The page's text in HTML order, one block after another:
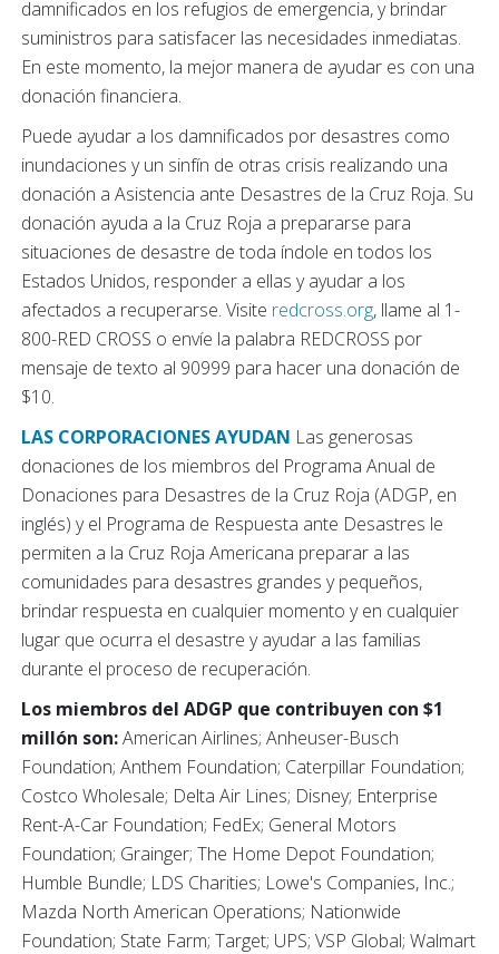
damnificados en los refugios de emergencia, y brindar
suministros para satisfacer las necesidades inmediatas.
En este momento, la mejor manera de ayudar es con una
donación financiera.
Puede ayudar a los damnificados por desastres como
inundaciones y un sinfín de otras crisis realizando una
donación a Asistencia ante Desastres de la Cruz Roja. Su
donación ayuda a la Cruz Roja a prepararse para
situaciones de desastre de toda índole en todos los
Estados Unidos, responder a ellas y ayudar a los
afectados a recuperarse. Visite redcross.org, llame al 1-
800-RED CROSS o envíe la palabra REDCROSS por
mensaje de texto al 90999 para hacer una donación de
$10.
LAS CORPORACIONES AYUDAN Las generosas
donaciones de los miembros del Programa Anual de
Donaciones para Desastres de la Cruz Roja (ADGP, en
inglés) y el Programa de Respuesta ante Desastres le
permiten a la Cruz Roja Americana preparar a las
comunidades para desastres grandes y pequeños,
brindar respuesta en cualquier momento y en cualquier
lugar que ocurra el desastre y ayudar a las familias
durante el proceso de recuperación.
Los miembros del ADGP que contribuyen con $1
millón son:American Airlines; Anheuser-Busch
Foundation; Anthem Foundation; Caterpillar Foundation;
Costco Wholesale; Delta Air Lines; Disney; Enterprise
Rent-A-Car Foundation; FedEx; General Motors
Foundation; Grainger; The Home Depot Foundation;
Humble Bundle; LDS Charities; Lowe's Companies, Inc.;
Mazda North American Operations; Nationwide
Foundation; State Farm; Target; UPS; VSP Global; Walmart